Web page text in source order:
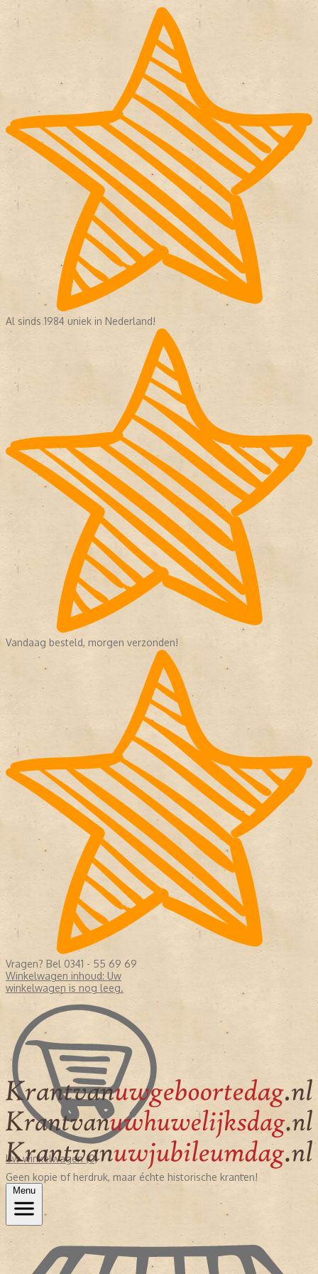
Al sinds 1984 uniek in Nederland!
Vandaag besteld, morgen verzonden!
Vragen? Bel 0341 - 55 69 69
Winkelwagen inhoud: Uw
winkelwagen is nog leeg.
Uw winkelwagen (0)
Geen kopie of herdruk, maar échte historische kranten!
Menu